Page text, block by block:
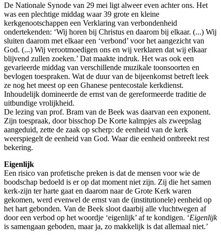
De Nationale Synode van 29 mei ligt alweer even achter ons. Het
was een plechtige middag waar 39 grote en kleine
kerkgenootschappen een Verklaring van verbondenheid
ondertekenden: ‘Wij horen bij Christus en daarom bij elkaar. (...) Wij
sluiten daarom met elkaar een ‘verbond’ voor het aangezicht van
God. (...) Wij verootmoedigen ons en wij verklaren dat wij elkaar
blijvend zullen zoeken.’ Dat maakte indruk. Het was ook een
gevarieerde middag van verschillende muzikale toonsoorten en
bevlogen toespraken. Wat de duur van de bijeenkomst betreft leek
ze nog het meest op een Ghanese pentecostale kerkdienst.
Inhoudelijk domineerde de ernst van de gereformeerde traditie de
uitbundige vrolijkheid.
De lezing van prof. Bram van de Beek was daarvan een exponent.
Zijn toespraak, door bisschop De Korte kalmpjes als zweepslag
aangeduid, zette de zaak op scherp: de eenheid van de kerk
weerspiegelt de eenheid van God. Waar die eenheid ontbreekt rest
bekering.
Eigenlijk
Een risico van profetische preken is dat de mensen voor wie de
boodschap bedoeld is er op dat moment niet zijn. Zij die het samen
kerk-zijn ter harte gaat en daarom naar de Grote Kerk waren
gekomen, werd evenwel de ernst van de (institutionele) eenheid op
het hart gebonden. Van de Beek sloot daarbij alle vluchtwegen af
door een verbod op het woordje ‘eigenlijk’ af te kondigen. ‘Eigenlijk
is samengaan geboden, maar ja, zo makkelijk is dat allemaal niet.’